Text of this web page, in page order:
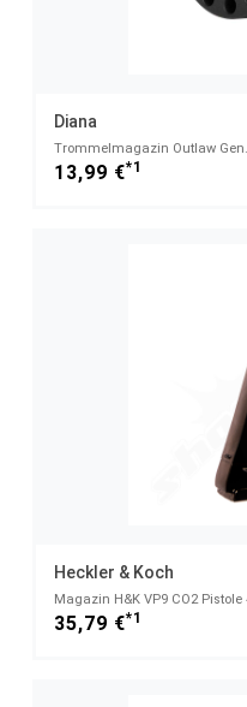
Diana
Trommelmagazin Outlaw
13,99 €*1
Heckler & Koch
Magazin H&K VP9 CO2
35,79 €*1